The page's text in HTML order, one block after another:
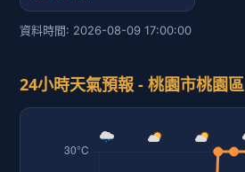
資料時間: 2026-08-09 17:00:00
24小時天氣預報 - 桃園市桃園區